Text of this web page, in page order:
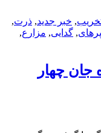
, خبر جدید, ذرت,
, گدایی, مزارع,
چهار